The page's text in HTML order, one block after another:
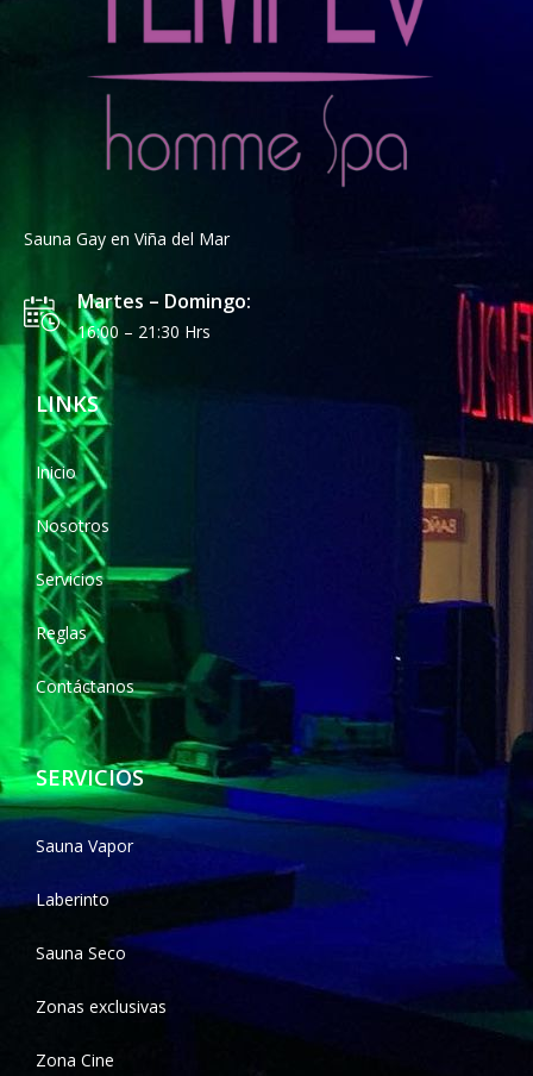
Sauna Gay en Viña del Mar
Martes – Domingo:
16:00 – 21:30 Hrs
LINKS
Inicio
Nosotros
Servicios
Reglas
Contáctanos
SERVICIOS
Sauna Vapor
Laberinto
Sauna Seco
Zonas exclusivas
Zona Cine